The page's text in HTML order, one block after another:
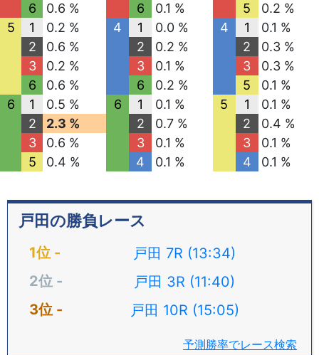
6
0.6 %
5
1
0.2 %
2
0.6 %
3
0.2 %
6
0.6 %
6
1
0.5 %
2
2.3 %
3
0.6 %
5
0.4 %
6
0.1 %
4
1
0.0 %
2
0.2 %
3
0.1 %
6
0.2 %
6
1
0.1 %
2
0.7 %
3
0.1 %
4
0.1 %
5
0.2 %
4
1
0.1 %
2
0.3 %
3
0.3 %
5
0.1 %
5
1
0.1 %
2
0.4 %
3
0.1 %
4
0.1 %
戸田の勝負レース
戸田 7R (13:34)
戸田 3R (11:40)
戸田 10R (15:05)
予測勝率でレース検索